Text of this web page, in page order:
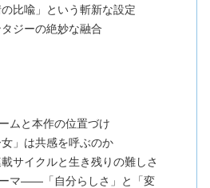
の比喩」という斬新な設定
ジーの絶妙な融合
ムと本作の位置づけ
」は共感を呼ぶのか
サイクルと生き残りの難しさ
マ——「自分らしさ」と「変